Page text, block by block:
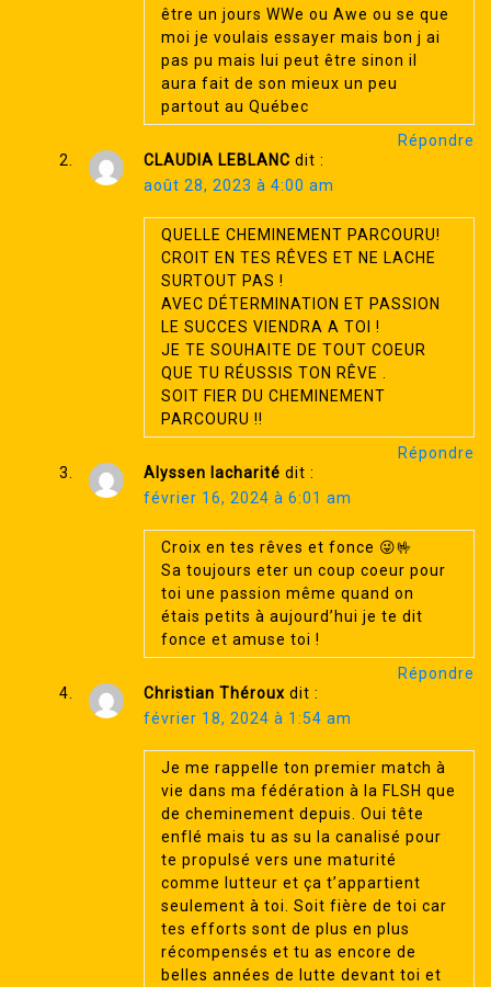
être un jours WWe ou Awe ou se que
moi je voulais essayer mais bon j ai
pas pu mais lui peut être sinon il
aura fait de son mieux un peu
partout au Québec
Répondre
CLAUDIA LEBLANC dit :
août 28, 2023 à 4:00 am
QUELLE CHEMINEMENT PARCOURU!
CROIT EN TES RÊVES ET NE LACHE
SURTOUT PAS !
AVEC DÉTERMINATION ET PASSION
LE SUCCES VIENDRA A TOI !
JE TE SOUHAITE DE TOUT COEUR
QUE TU RÉUSSIS TON RÊVE .
SOIT FIER DU CHEMINEMENT
PARCOURU !!
Répondre
Alyssen lacharité dit :
février 16, 2024 à 6:01 am
Croix en tes rêves et fonce 😜🤟
Sa toujours eter un coup coeur pour
toi une passion même quand on
étais petits à aujourd’hui je te dit
fonce et amuse toi !
Répondre
Christian Théroux dit :
février 18, 2024 à 1:54 am
Je me rappelle ton premier match à
vie dans ma fédération à la FLSH que
de cheminement depuis. Oui tête
enflé mais tu as su la canalisé pour
te propulsé vers une maturité
comme lutteur et ça t’appartient
seulement à toi. Soit fière de toi car
tes efforts sont de plus en plus
récompensés et tu as encore de
belles années de lutte devant toi et